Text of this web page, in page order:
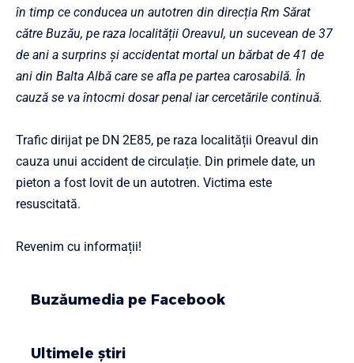
în timp ce conducea un autotren din direcția Rm Sărat
către Buzău, pe raza localității Oreavul, un sucevean de 37
de ani a surprins și accidentat mortal un bărbat de 41 de
ani din Balta Albă care se afla pe partea carosabilă. În
cauză se va întocmi dosar penal iar cercetările continuă.
Trafic dirijat pe DN 2E85, pe raza localității Oreavul din
cauza unui accident de circulație. Din primele date, un
pieton a fost lovit de un autotren. Victima este
resuscitată.
Revenim cu informații!
Buzăumedia pe Facebook
Ultimele știri